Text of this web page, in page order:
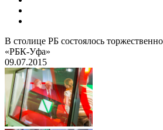
В столице РБ состоялось
«РБК-Уфа»
09.07.2015